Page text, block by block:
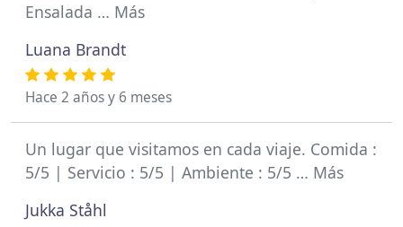
Ensalada … Más
Luana Brandt
Hace 2 años y 6 meses
Un lugar que visitamos en cada viaje. Comida :
5/5 | Servicio : 5/5 | Ambiente : 5/5 … Más
Jukka Ståhl